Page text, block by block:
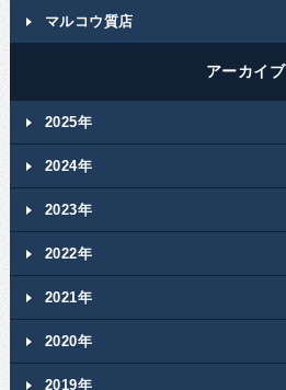
マルコウ質店
アーカイブ
2025年
2024年
2023年
2022年
2021年
2020年
2019年